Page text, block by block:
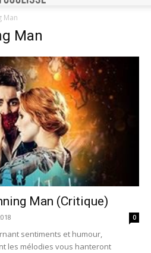
Man
Man
Man (Critique)
0
sentiments et humour,
les mélodies vous hanteront